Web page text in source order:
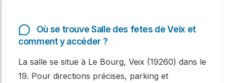
Où se trouve Salle des fetes de Veix et
comment y accéder ?
La salle se situe à Le Bourg, Veix (19260) dans le
19. Pour directions précises, parking et